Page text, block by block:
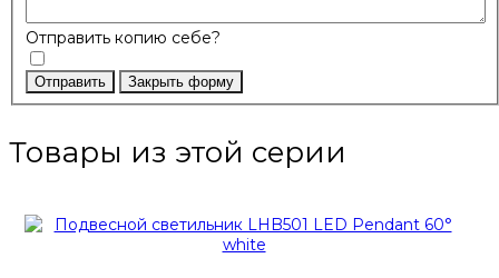
Отправить копию себе?
Отправить Закрыть форму
Товары из этой серии